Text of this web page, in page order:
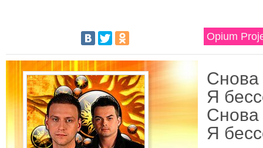
Opium
Снова
Я
Снова
Я